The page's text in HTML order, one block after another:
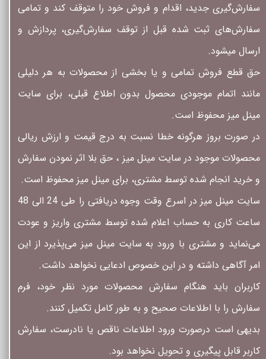
سفارش‌‏گیری جدید، اقدام و فروش خود را متوقف کند و تمامی
سفارش‌‏های ثبت شده قبل از توقف سفارش‌‏گیری، پردازش و
ارسال میشود.
حق قطع فروش تمامی و یا بخشی از محصولات به هر دلیلی
مانند اتمام موجودی محصول بدون اطلاع قبلی، برای سایت
مینل میز محفوظ است.
در صورت بروز هرگونه خطا نسبت به درج قیمت و ارزش ریالی
محصولات موجود در سایت مینل میز ، حق بلا اثر نمودن سفارش
و خرید انجام شده توسط مشتری، برای مینل میز محفوظ است.
سایت مینل میز در اسرع وقت وجوه دریافتی را طی 24 الی 48
ساعت کاری به حساب اعلام شده توسط مشتری واریز و عودت
می‌نماید و مشتری با ورود به سایت مینل میز می‌پذیرد از این
امر آگاهی داشته و در این خصوص ادعایی نخواهد داشت.
کاربران باید هنگام سفارش محصولات مورد نظر خود، فرم
سفارش را با اطلاعات صحیح و به طور کامل تکمیل کنند.
بدیهی است درصورت ورود اطلاعات ناقص یا نادرست، سفارش
کاربر قابل پیگیری و تحویل نخواهد بود.